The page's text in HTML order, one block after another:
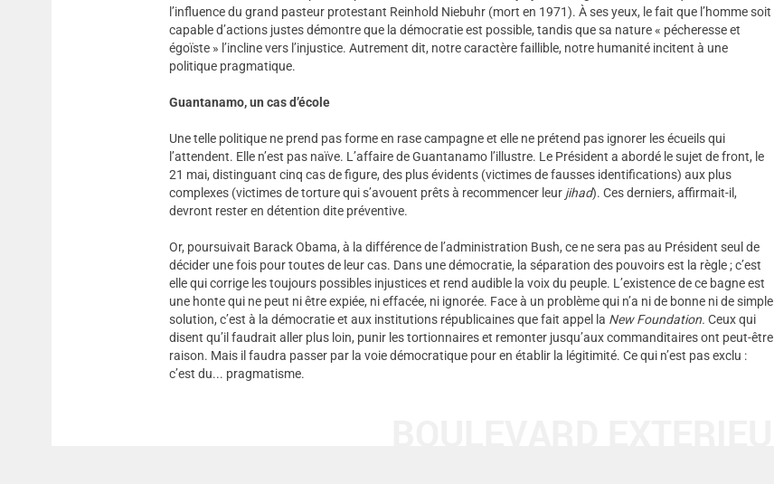
l’influence du grand pasteur protestant Reinhold Niebuhr (mort en 1971). À ses yeux, le fait que l’homme soit
capable d’actions justes démontre que la démocratie est possible, tandis que sa nature « pécheresse et
égoïste » l’incline vers l’injustice. Autrement dit, notre caractère faillible, notre humanité incitent à une
politique pragmatique.
Guantanamo, un cas d’école
Une telle politique ne prend pas forme en rase campagne et elle ne prétend pas ignorer les écueils qui
l’attendent. Elle n’est pas naïve. L’affaire de Guantanamo l’illustre. Le Président a abordé le sujet de front, le
21 mai, distinguant cinq cas de figure, des plus évidents (victimes de fausses identifications) aux plus
complexes (victimes de torture qui s’avouent prêts à recommencer leur jihad). Ces derniers, affirmait-il,
devront rester en détention dite préventive.
Or, poursuivait Barack Obama, à la différence de l’administration Bush, ce ne sera pas au Président seul de
décider une fois pour toutes de leur cas. Dans une démocratie, la séparation des pouvoirs est la règle ; c’est
elle qui corrige les toujours possibles injustices et rend audible la voix du peuple. L’existence de ce bagne est
une honte qui ne peut ni être expiée, ni effacée, ni ignorée. Face à un problème qui n’a ni de bonne ni de simple
solution, c’est à la démocratie et aux institutions républicaines que fait appel la New Foundation. Ceux qui
disent qu’il faudrait aller plus loin, punir les tortionnaires et remonter jusqu’aux commanditaires ont peut-être
raison. Mais il faudra passer par la voie démocratique pour en établir la légitimité. Ce qui n’est pas exclu :
c’est du... pragmatisme.